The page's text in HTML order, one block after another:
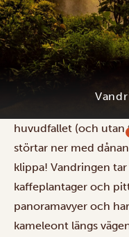
Sipi
Ta på dig
badkläder, det är
den storslagna
huvudfallet (och utan
störtar ner med
klippa! Vandringen
kaffeplantager och
panoramavyer och
kameleont längs